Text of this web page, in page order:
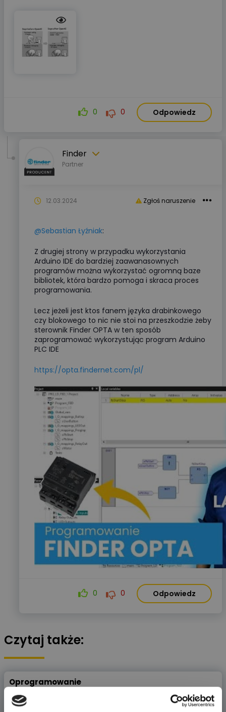
0 0 Odpowiedz
Finder
Partner
Zgłoś naruszenie
12.03.2024
@Sebastian Łyźniak:
Z drugiej strony w przypadku wykorzystania
Arduino IDE do bardziej zaawanasownych
programów można wykorzystać ogromną baze
bibliotek, która bardzo pomoga i skraca proces
programowania.
Lecz jeżeli jest ktos fanem języka drabinkowego
czy blokowego to nic nie stoi na przeszkodzie żeby
sterownik Finder OPTA w ten sposób
zaprogramować wykorzystując program Arduino
PLC IDE
https://opta.findernet.com/pl/
0 0 Odpowiedz
Czytaj także:
Oprogramowanie
Czy ktoś z szanownych forumowiczów może polecić jakieś